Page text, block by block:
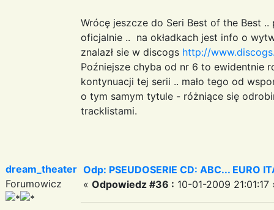
Wrócę jeszcze do Seri Best of the Best ..
oficjalnie .. na okładkach jest info o
znalazł sie w discogs http://
Poźniejsze chyba od nr 6 to ewidentnie
kontynuacji tej serii .. mało tego od
o tym samym tytule - różniące się
tracklistami.
dream_theater
Forumowicz
Odp: PSEUDOSERIE CD: ABC... EURO
« Odpowiedz #36 : 10-01-2009 21:01:17